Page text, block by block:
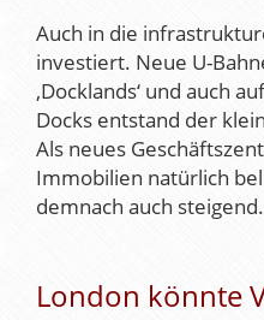
Auch in die
investiert. Neue U-
‚Docklands‘ und auch
Docks entstand der
Als neues
Immobilien natürlich
demnach auch steigend.
London könnte